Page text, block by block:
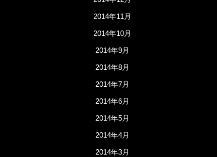
2014年11月
2014年10月
2014年9月
2014年8月
2014年7月
2014年6月
2014年5月
2014年4月
2014年3月